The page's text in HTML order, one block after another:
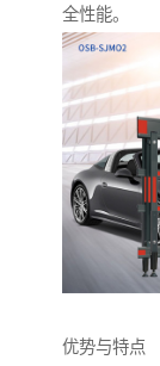
全性能。
优势与特点